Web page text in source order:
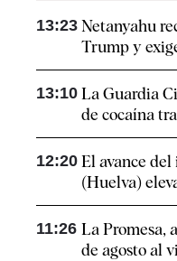
13:23 Netanyahu
Trump y
13:10 La Guardia
de cocaína
12:20 El avance
(Huelva)
11:26 La Promesa,
de agosto al